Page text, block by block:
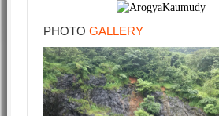
PHOTO GALLERY